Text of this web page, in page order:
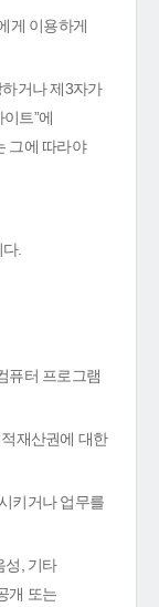
게 이용하게
거나 제3자가
트”에
그에 따라야
.
퓨터 프로그램
재산권에 대한
키거나 업무를
성, 기타
개 또는